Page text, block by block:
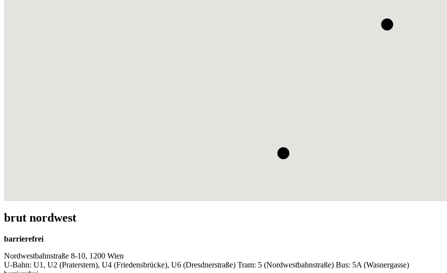
brut nordwest
barrierefrei
Nordwestbahnstraße 8-10, 1200 Wien
U-Bahn: U1, U2 (Praterstern), U4 (Friedensbrücke), U6 (Dresdnerstraße) Tram: 5 (Nordwestbahnstraße) Bus: 5A (Wasnergasse)